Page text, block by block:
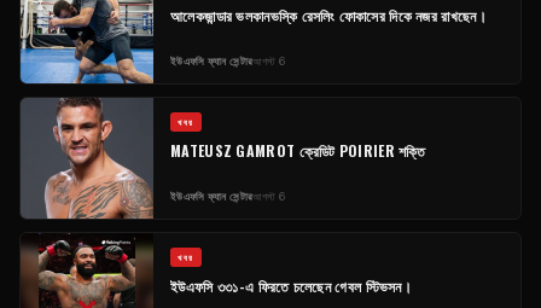
আলেকজান্ডার ভলকানভস্কি রেসলিং ফোকাসের দিকে নজর রাখছেন।
ইউএফসি ফ্যান সেন্টারআগস্ট 6
খবর
MATEUSZ GAMROT ক্রেডিট POIRIER শক্তি
ইউএফসি ফ্যান সেন্টারআগস্ট 6
খবর
ইউএফসি ৩৩১-এ ফিরতে চলেছেন গেবল স্টিভসন।